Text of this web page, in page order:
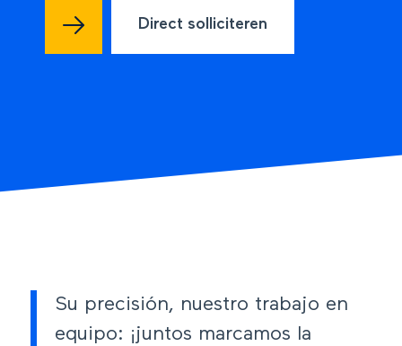
Direct solliciteren
Su precisión, nuestro trabajo en
equipo: ¡juntos marcamos la